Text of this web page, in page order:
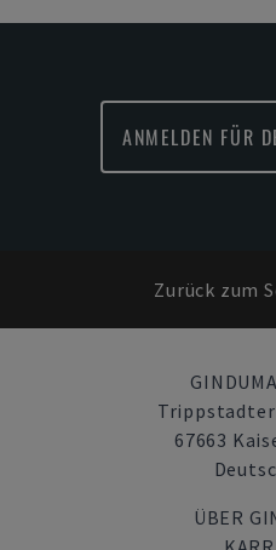
ANMELDEN FÜR
Zurück zum
Trippstadter
67663
ÜBER